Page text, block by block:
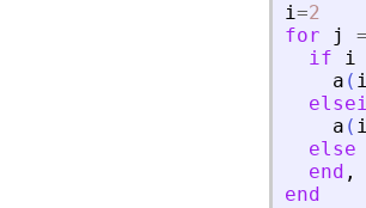
i=2
for
j =
if
i
a ( i
a ( i
else
end ,
end